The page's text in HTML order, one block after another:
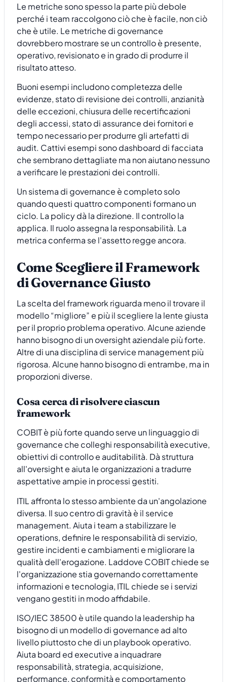
Le metriche sono spesso la parte più debole
perché i team raccolgono ciò che è facile, non ciò
che è utile. Le metriche di governance
dovrebbero mostrare se un controllo è presente,
operativo, revisionato e in grado di produrre il
risultato atteso.
Buoni esempi includono completezza delle
evidenze, stato di revisione dei controlli, anzianità
delle eccezioni, chiusura delle recertificazioni
degli accessi, stato di assurance dei fornitori e
tempo necessario per produrre gli artefatti di
audit. Cattivi esempi sono dashboard di facciata
che sembrano dettagliate ma non aiutano nessuno
a verificare le prestazioni dei controlli.
Un sistema di governance è completo solo
quando questi quattro componenti formano un
ciclo. La policy dà la direzione. Il controllo la
applica. Il ruolo assegna la responsabilità. La
metrica conferma se l'assetto regge ancora.
Come Scegliere il Framework
di Governance Giusto
La scelta del framework riguarda meno il trovare il
modello “migliore” e più il scegliere la lente giusta
per il proprio problema operativo. Alcune aziende
hanno bisogno di un oversight aziendale più forte.
Altre di una disciplina di service management più
rigorosa. Alcune hanno bisogno di entrambe, ma in
proporzioni diverse.
Cosa cerca di risolvere ciascun
framework
COBIT è più forte quando serve un linguaggio di
governance che colleghi responsabilità executive,
obiettivi di controllo e auditabilità. Dà struttura
all'oversight e aiuta le organizzazioni a tradurre
aspettative ampie in processi gestiti.
ITIL affronta lo stesso ambiente da un'angolazione
diversa. Il suo centro di gravità è il service
management. Aiuta i team a stabilizzare le
operations, definire le responsabilità di servizio,
gestire incidenti e cambiamenti e migliorare la
qualità dell'erogazione. Laddove COBIT chiede se
l'organizzazione stia governando correttamente
informazioni e tecnologia, ITIL chiede se i servizi
vengano gestiti in modo affidabile.
ISO/IEC 38500 è utile quando la leadership ha
bisogno di un modello di governance ad alto
livello piuttosto che di un playbook operativo.
Aiuta board ed executive a inquadrare
responsabilità, strategia, acquisizione,
performance, conformità e comportamento